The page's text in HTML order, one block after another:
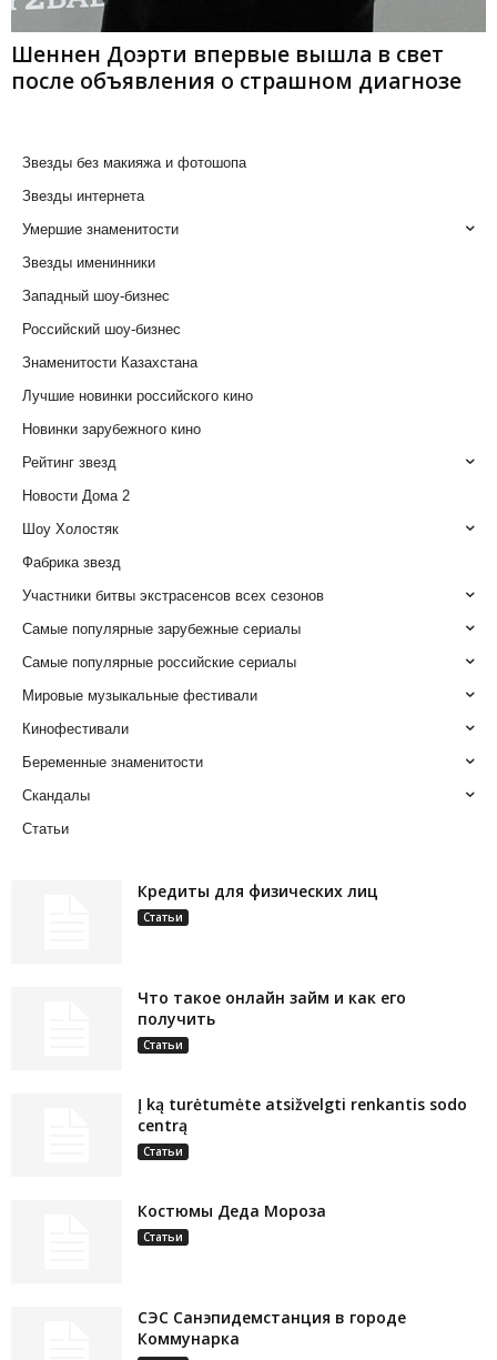
Шеннен Доэрти впервые вышла в свет
после объявления о страшном диагнозе
Звезды без макияжа и фотошопа
Звезды интернета
Умершие знаменитости
Звезды именинники
Западный шоу-бизнес
Российский шоу-бизнес
Знаменитости Казахстана
Лучшие новинки российского кино
Новинки зарубежного кино
Рейтинг звезд
Новости Дома 2
Шоу Холостяк
Фабрика звезд
Участники битвы экстрасенсов всех сезонов
Самые популярные зарубежные сериалы
Самые популярные российские сериалы
Мировые музыкальные фестивали
Кинофестивали
Беременные знаменитости
Скандалы
Статьи
Кредиты для физических лиц
Статьи
Что такое онлайн займ и как его
получить
Статьи
Į ką turėtumėte atsižvelgti renkantis sodo
centrą
Статьи
Костюмы Деда Мороза
Статьи
СЭС Санэпидемстанция в городе
Коммунарка